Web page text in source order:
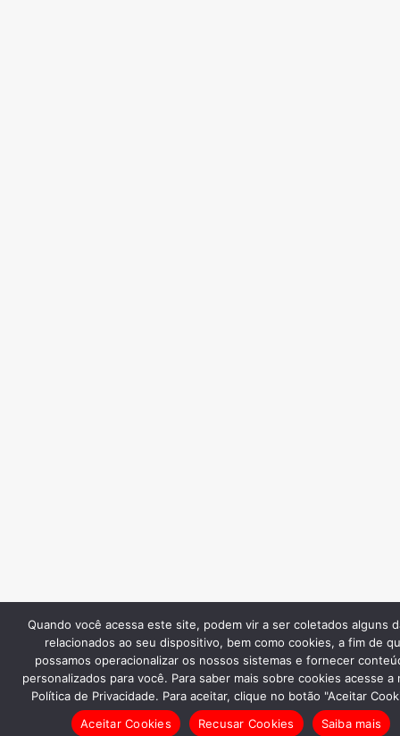
Quando você acessa este site, podem vir a ser coletados alguns
relacionados ao seu dispositivo, bem como cookies, a fim de
possamos operacionalizar os nossos sistemas e fornecer
personalizados para você. Para saber mais sobre cookies acesse a
Política de Privacidade. Para aceitar, clique no botão "Aceitar
Aceitar Cookies
Recusar Cookies Saiba mais